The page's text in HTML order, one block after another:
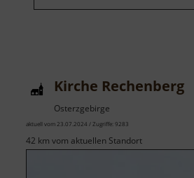
Kirche Rechenberg
Osterzgebirge
aktuell vom 23.07.2024 / Zugriffe: 9283
42 km vom aktuellen Standort